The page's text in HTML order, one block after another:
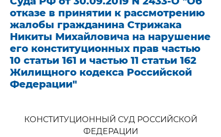
отказе в принятии к рассмотрению
жалобы гражданина Стрижака
Никиты Михайловича на нарушение
его конституционных прав частью
10 статьи 161 и частью 11 статьи 162
Жилищного кодекса Российской
Федерации"
КОНСТИТУЦИОННЫЙ СУД РОССИЙСКОЙ
ФЕДЕРАЦИИ